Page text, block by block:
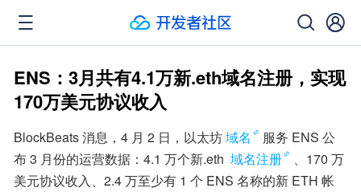
ENS：3月共有4.1万新.eth域名注册，实现
170万美元协议收入
BlockBeats 消息，4 月 2 日，以太坊域名
服务 ENS 公
布 3 月份的运营数据：4.1 万个新.eth 域名注册
、170 万
美元协议收入、2.4 万至少有 1 个 ENS 名称的新 ETH 帐